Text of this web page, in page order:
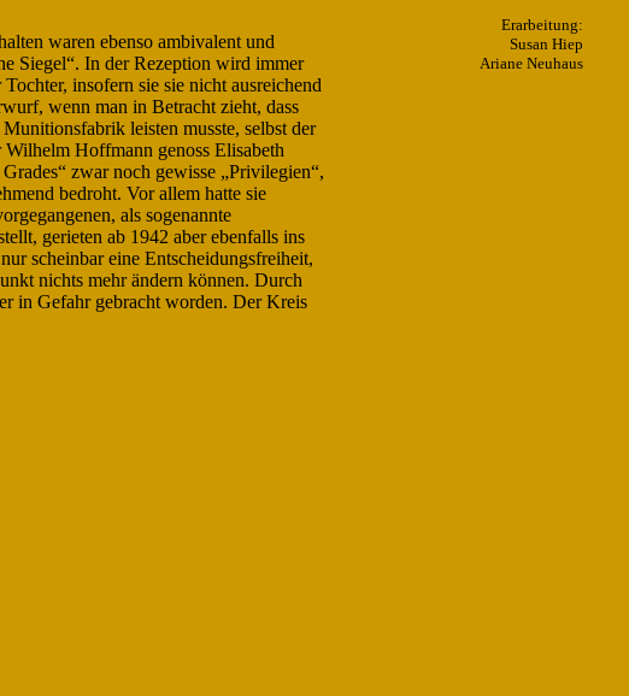
waren ebenso ambivalent und
Siegel“. In der Rezeption wird immer
insofern sie sie nicht ausreichend
wenn man in Betracht zieht, dass
leisten musste, selbst der
Hoffmann genoss Elisabeth
zwar noch gewisse „Privilegien“,
bedroht. Vor allem hatte sie
als sogenannte
gerieten ab 1942 aber ebenfalls ins
scheinbar eine Entscheidungsfreiheit,
nichts mehr ändern können. Durch
in Gefahr gebracht worden. Der Kreis
Erarbeitung:
Susan Hiep
Ariane Neuhaus